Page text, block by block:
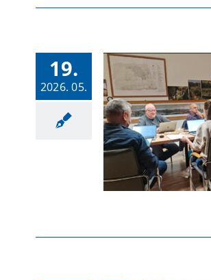
19.
2026. 05.